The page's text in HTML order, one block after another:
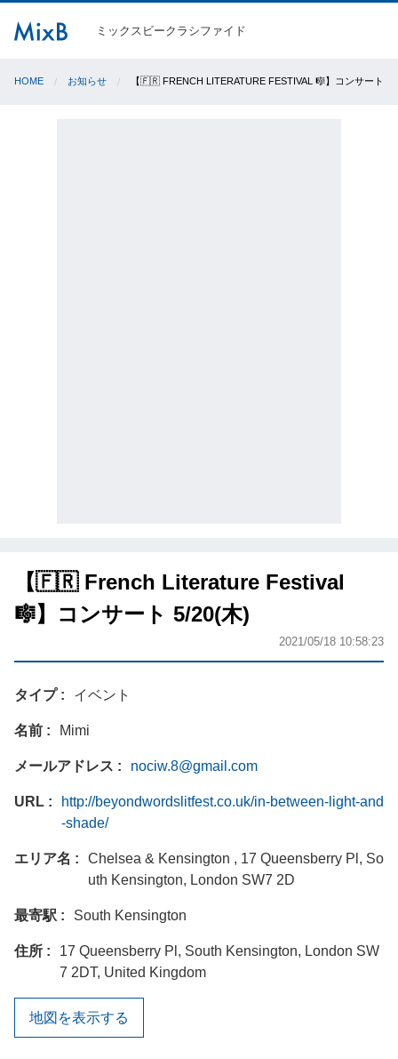
ミックスビークラシファイド
HOME お知らせ 【🇫🇷 FRENCH LITERATURE FESTIVAL 🎼】コンサート 5/
【🇫🇷 French Literature Festival
🎼】コンサート 5/20(木)
2021/05/18 10:58:23
タイプ イベント
名前 Mimi
メールアドレス nociw.8@gmail.com
URL
http://beyondwordslitfest.co.uk/in-between-light-and
-shade/
エリア名
Chelsea & Kensington , 17 Queensberry Pl, So
uth Kensington, London SW7 2D
最寄駅 South Kensington
住所
17 Queensberry Pl, South Kensington, London SW
7 2DT, United Kingdom
地図を表示する